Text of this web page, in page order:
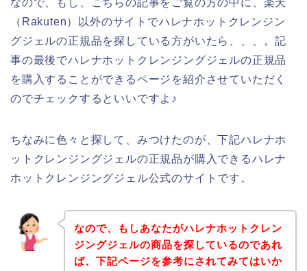
（Rakuten）以外のサイトでハレナホットクレンジン
グジェルの正規品を探している方がいたら、、、。記
事の最後でハレナホットクレンジングジェルの正規品
を購入することができるページを紹介させていただく
のでチェックするといいですよ♪
ちなみに色々と探して、みつけたのが、下記ハレナホ
ットクレンジングジェルの正規品が購入できるハレナ
ホットクレンジングジェル公式のサイトです。
なので、もしあなたがハレナホットクレン
ジングジェルの商品を探しているのであれ
ば、下記ページを参考にされてみてはいか